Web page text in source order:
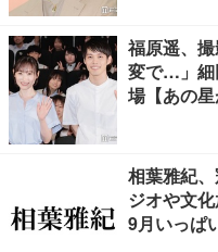
福原遥、
変で…」細
場【あの
相葉雅紀
ジオや文
9月いっぱ